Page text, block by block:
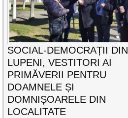
SOCIAL-DEMOCRAȚII DIN
LUPENI, VESTITORI AI
PRIMĂVERII PENTRU
DOAMNELE ȘI
DOMNIȘOARELE DIN
LOCALITATE